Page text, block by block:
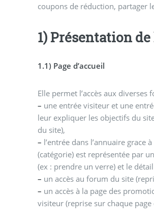
coupons de réduction, partager
1) Présentation de
1.1) Page d’accueil
Elle permet l’accès aux diverses
– une entrée visiteur et une
leur expliquer les objectifs du
du site),
– l’entrée dans l’annuaire
(catégorie) est représentée par
(ex : prendre un verre) et le
– un accès au forum du site
– un accès à la page des
visiteur (reprise sur chaque page